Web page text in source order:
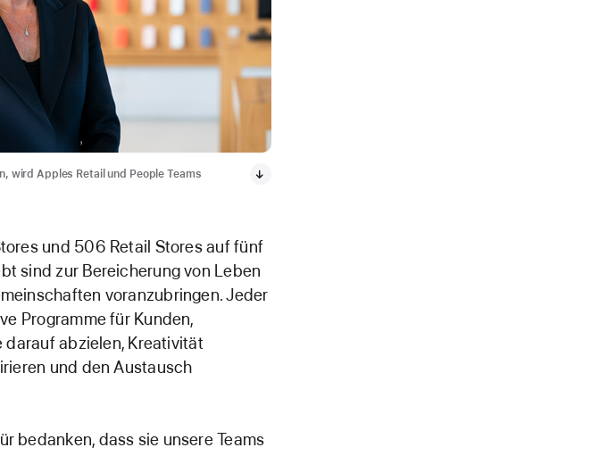
wird Apples Retail und People Teams
und 506 Retail Stores auf fünf
sind zur Bereicherung von Leben
voranzubringen. Jeder
Programme für Kunden,
darauf abzielen, Kreativität
und den Austausch
bedanken, dass sie unsere Teams